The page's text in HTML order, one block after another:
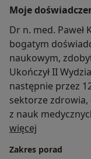
Moje
Dr n. med.
bogatym
naukowym,
Ukończył II
następnie przez
sektorze
z nauk
więcej
Zakres porad